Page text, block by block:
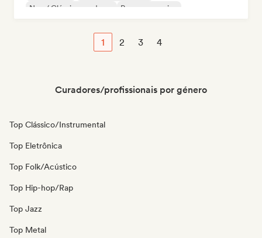
Neo / Clássico moderno
Pop progressivo
1 2 3 4
Curadores/profissionais por género
Top Clássico/Instrumental
Top Eletrônica
Top Folk/Acústico
Top Hip-hop/Rap
Top Jazz
Top Metal